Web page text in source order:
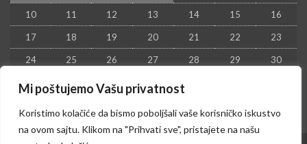
Mi poštujemo Vašu privatnost
Koristimo kolačiće da bismo poboljšali vaše korisničko iskustvo
na ovom sajtu. Klikom na "Prihvati sve", pristajete na našu
10 11 12 13 14 15 16
17 18 19 20 21 22 23
24 25 26 27 28 29 30
31